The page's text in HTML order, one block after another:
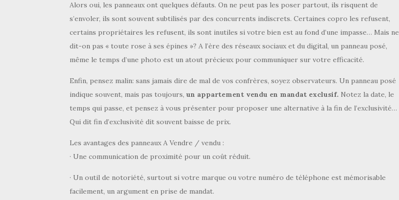
Alors oui, les panneaux ont quelques défauts. On ne peut pas les poser partout, ils risquent de
s’envoler, ils sont souvent subtilisés par des concurrents indiscrets. Certaines copro les refusent,
certains propriétaires les refusent, ils sont inutiles si votre bien est au fond d’une impasse… Mais ne
dit-on pas « toute rose à ses épines »? A l’ère des réseaux sociaux et du digital, un panneau posé,
même le temps d’une photo est un atout précieux pour communiquer sur votre efficacité.
Enfin, pensez malin: sans jamais dire de mal de vos confrères, soyez observateurs. Un panneau posé
indique souvent, mais pas toujours, un appartement vendu en mandat exclusif. Notez la date, le
temps qui passe, et pensez à vous présenter pour proposer une alternative à la fin de l’exclusivité…
Qui dit fin d’exclusivité dit souvent baisse de prix.
Les avantages des panneaux A Vendre / vendu :
· Une communication de proximité pour un coût réduit.
· Un outil de notoriété, surtout si votre marque ou votre numéro de téléphone est mémorisable
facilement, un argument en prise de mandat.